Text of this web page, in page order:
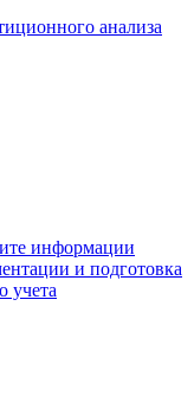
анализа
информации
и подготовка
учета